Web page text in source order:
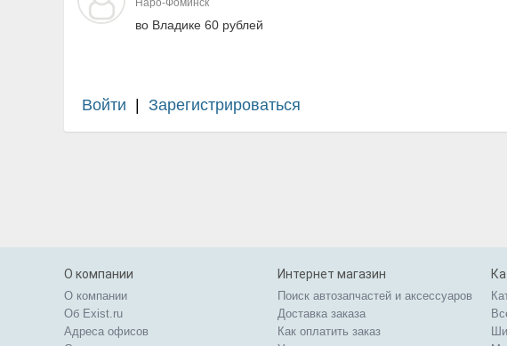
Наро-Фоминск
во Владике 60 рублей
Войти Зарегистрироваться
О компании
О компании
Об Exist.ru
Адреса офисов
Интернет магазин
Поиск автозапчастей и аксессуаров
Доставка заказа
Как оплатить заказ